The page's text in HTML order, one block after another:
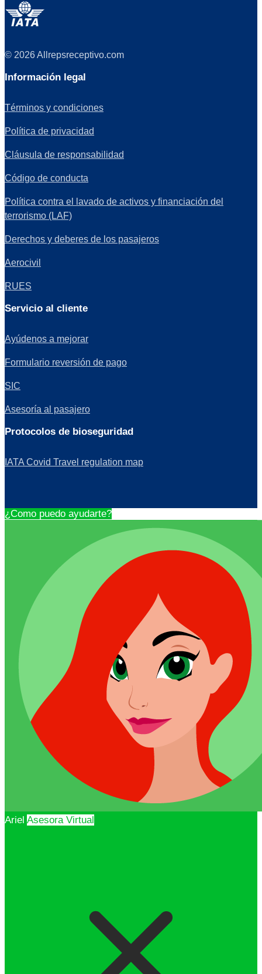
© 2026 Allrepsreceptivo.com
Información legal
Términos y condiciones
Política de privacidad
Cláusula de responsabilidad
Código de conducta
Política contra el lavado de activos y financiación del
terrorismo (LAF)
Derechos y deberes de los pasajeros
Aerocivil
RUES
Servicio al cliente
Ayúdenos a mejorar
Formulario reversión de pago
SIC
Asesoría al pasajero
Protocolos de bioseguridad
IATA Covid Travel regulation map
¿Como puedo ayudarte?
Ariel Asesora Virtual